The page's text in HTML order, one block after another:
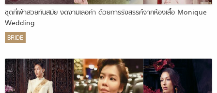
ชุดกี่เพ้าสวยทันสมัย งดงามเลอค่า ด้วยการรังสรรค์จากห้องเสื้อ Monique
Wedding
BRIDE